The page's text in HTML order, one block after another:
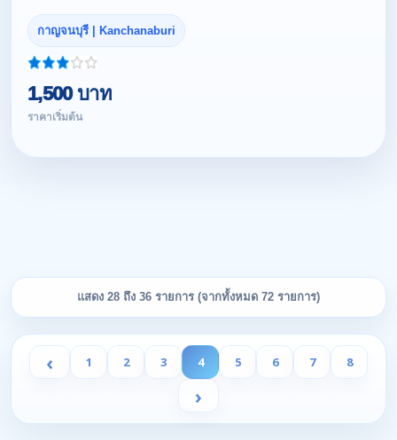
กาญจนบุรี | Kanchanaburi
1,500 บาท
ราคาเริ่มต้น
แสดง 28 ถึง 36 รายการ (จากทั้งหมด 72 รายการ)
‹ 1 2 3 4 5 6 7 8
›